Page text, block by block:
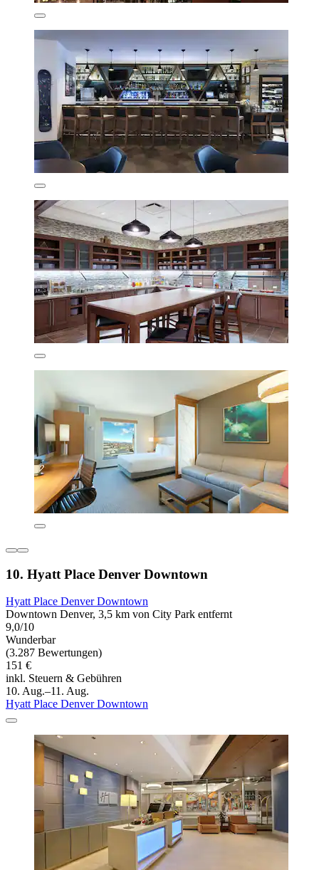
10. Hyatt Place Denver Downtown
Hyatt Place Denver Downtown
Downtown Denver, 3,5 km von City Park entfernt
9,0/10
Wunderbar
(3.287 Bewertungen)
151 €
inkl. Steuern & Gebühren
10. Aug.–11. Aug.
Hyatt Place Denver Downtown